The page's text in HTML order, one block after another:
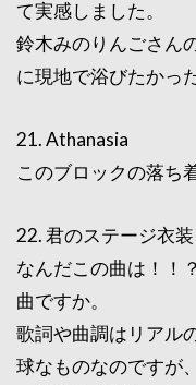
て実感しました。
鈴木みのりんごさん
に現地で浴びたかっ
21. Athanasia
このブロックの落ち
22. 君のステージ衣
なんだこの曲は！！
曲ですか。
歌詞や曲調はリアル
球なものなのですが